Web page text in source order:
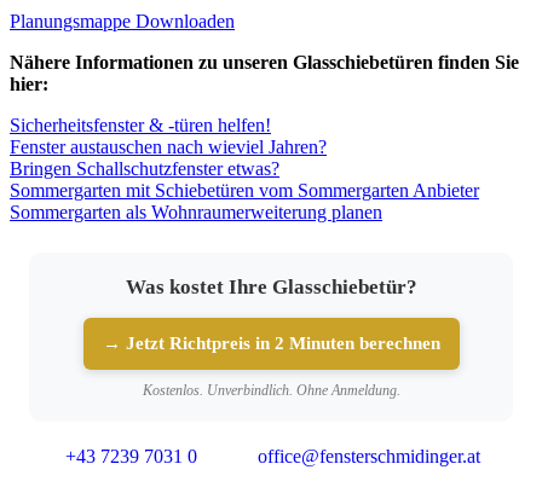
Planungsmappe Downloaden
Nähere Informationen zu unseren Glasschiebetüren finden Sie
hier:
Sicherheitsfenster & -türen helfen!
Fenster austauschen nach wieviel Jahren?
Bringen Schallschutzfenster etwas?
Sommergarten mit Schiebetüren vom Sommergarten Anbieter
Sommergarten als Wohnraumerweiterung planen
Was kostet Ihre Glasschiebetür?
→ Jetzt Richtpreis in 2 Minuten berechnen
Kostenlos. Unverbindlich. Ohne Anmeldung.
+43 7239 7031 0 office@fensterschmidinger.at